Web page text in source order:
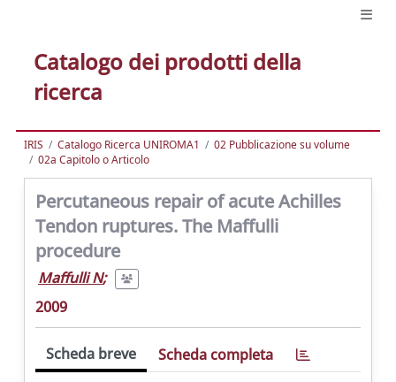
Catalogo dei prodotti della
ricerca
IRIS Catalogo Ricerca UNIROMA1
02 Pubblicazione su volume
02a Capitolo o Articolo
Percutaneous repair of acute Achilles
Tendon ruptures. The Maffulli
procedure
Maffulli N;
2009
Scheda breve Scheda completa